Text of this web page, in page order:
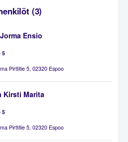
(3)
Ensio
5
Pirttitie 5, 02320 Espoo
Kirsti Marita
5
Pirttitie 5, 02320 Espoo